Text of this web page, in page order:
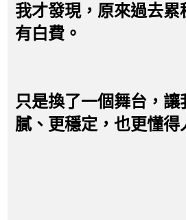
我才發現，原來過去累
有白費。
只是換了一個舞台，讓
膩、更穩定，也更懂得